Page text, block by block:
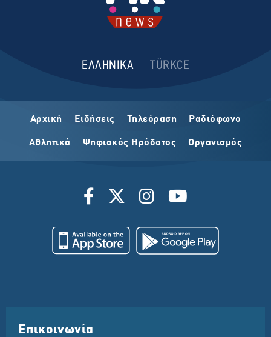
ΕΛΛΗΝΙΚΑ TÜRKCE
Αρχική Ειδήσεις Τηλεόραση Ραδιόφωνο
Αθλητικά Ψηφιακός Ηρόδοτος Οργανισμός
Επικοινωνία